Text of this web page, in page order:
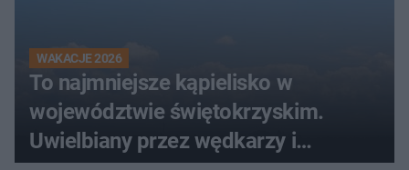
WAKACJE 2026
To najmniejsze kąpielisko w
województwie świętokrzyskim.
Uwielbiany przez wędkarzy i